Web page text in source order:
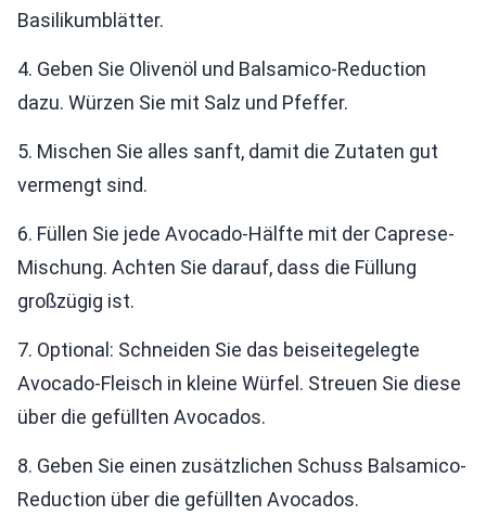
Basilikumblätter.
4. Geben Sie Olivenöl und Balsamico-Reduction
dazu. Würzen Sie mit Salz und Pfeffer.
5. Mischen Sie alles sanft, damit die Zutaten gut
vermengt sind.
6. Füllen Sie jede Avocado-Hälfte mit der Caprese-
Mischung. Achten Sie darauf, dass die Füllung
großzügig ist.
7. Optional: Schneiden Sie das beiseitegelegte
Avocado-Fleisch in kleine Würfel. Streuen Sie diese
über die gefüllten Avocados.
8. Geben Sie einen zusätzlichen Schuss Balsamico-
Reduction über die gefüllten Avocados.